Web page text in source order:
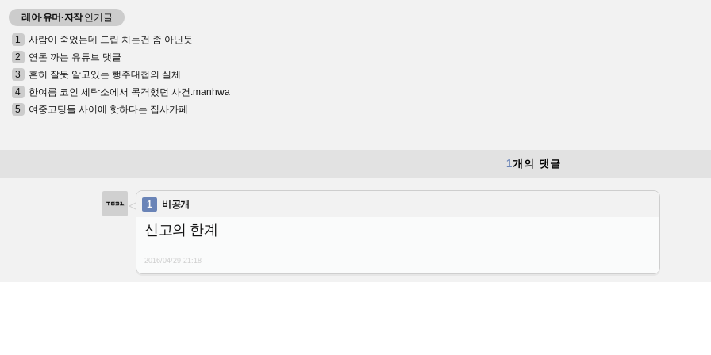
레어·유머·자작인기글
1
사람이 죽었는데 드립 치는건 좀 아닌듯
2 연돈 까는 유튜브 댓글
3 흔히 잘못 알고있는 행주대첩의 실체
4 한여름 코인 세탁소에서 목격했던 사건.manhwa
5 여중고딩들 사이에 핫하다는 집사카페
1개의 댓글
1 비공개
신고의 한계
2016/04/29 21:18